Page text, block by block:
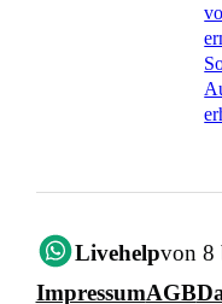
Livehelpvon 8
ImpressumAGB